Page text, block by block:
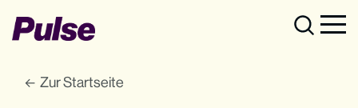
Zur Startseite